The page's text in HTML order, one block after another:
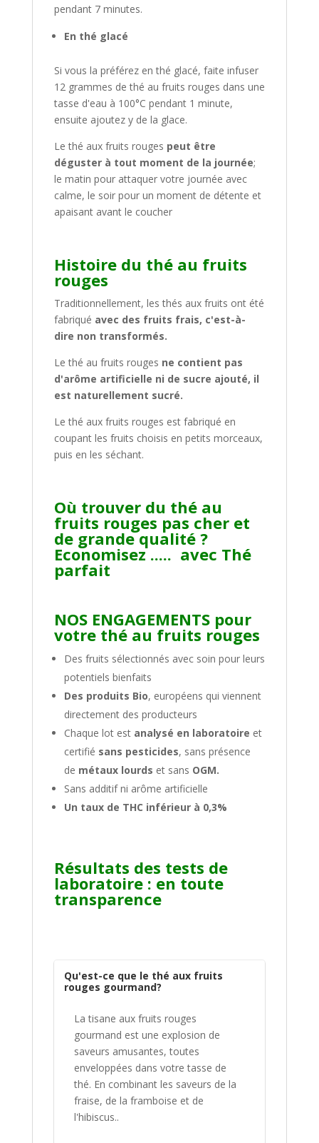
pendant 7 minutes.
En thé glacé
Si vous la préférez en thé glacé, faite infuser
12 grammes de thé au fruits rouges dans une
tasse d'eau à 100°C pendant 1 minute,
ensuite ajoutez y de la glace.
Le thé aux fruits rouges peut être
déguster à tout moment de la journée;
le matin pour attaquer votre journée avec
calme, le soir pour un moment de détente et
apaisant avant le coucher
Histoire du thé au fruits
rouges
Traditionnellement, les thés aux fruits ont été
fabriqué avec des fruits frais, c'est-à-
dire non transformés.
Le thé au fruits rouges ne contient pas
d'arôme artificielle ni de sucre ajouté, il
est naturellement sucré.
Le thé aux fruits rouges est fabriqué en
coupant les fruits choisis en petits morceaux,
puis en les séchant.
Où trouver du thé au
fruits rouges pas cher et
de grande qualité ?
Economisez ..... avec Thé
parfait
NOS ENGAGEMENTS pour
votre thé au fruits rouges
Des fruits sélectionnés avec soin pour leurs
potentiels bienfaits
Des produits Bio, européens qui viennent
directement des producteurs
Chaque lot est analysé en laboratoire et
certifié sans pesticides, sans présence
de métaux lourds et sans OGM.
Sans additif ni arôme artificielle
Un taux de THC inférieur à 0,3%
Résultats des tests de
laboratoire : en toute
transparence
Qu'est-ce que le thé aux fruits
rouges gourmand?
La tisane aux fruits rouges
gourmand est une explosion de
saveurs amusantes, toutes
enveloppées dans votre tasse de
thé. En combinant les saveurs de la
fraise, de la framboise et de
l'hibiscus..